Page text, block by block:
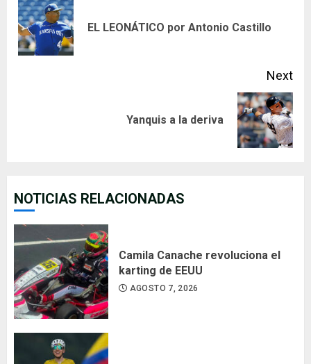
Reading
EL LEONÁTICO por Antonio Castillo
Next
Yanquis a la deriva
NOTICIAS RELACIONADAS
Camila Canache revoluciona el
karting de EEUU
AGOSTO 7, 2026